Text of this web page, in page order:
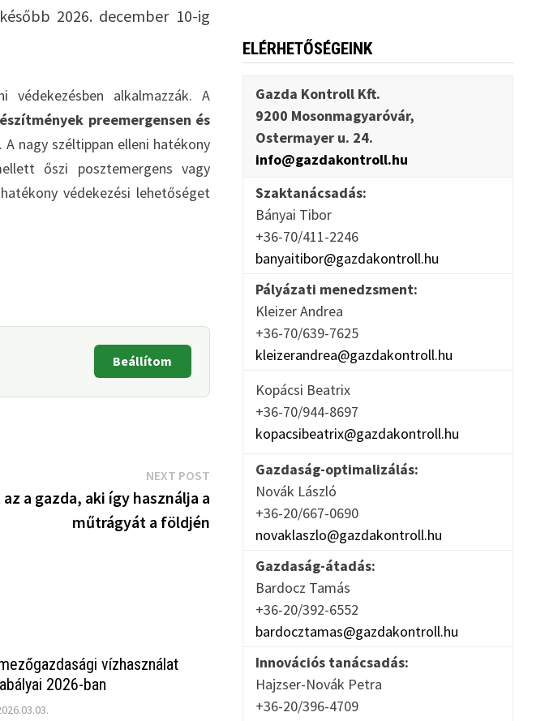
2026. december 10-ig
alkalmazzák. A
preemergensen és
. A nagy széltippan elleni hatékony
őszi posztemergens vagy
védekezési lehetőséget
Beállítom
NEXT POSTNext
post:
a gazda, aki így használja a
műtrágyát a földjén
vízhasználat
2026-ban
ELÉRHETŐSÉGEINK
Gazda Kontroll Kft.
9200 Mosonmagyaróvár,
Ostermayer u. 24.
info@gazdakontroll.hu
Szaktanácsadás:
Bányai Tibor
+36-70/411-2246
banyaitibor@gazdakontroll.hu
Pályázati menedzsment:
Kleizer Andrea
+36-70/639-7625
kleizerandrea@gazdakontroll.hu
Kopácsi Beatrix
+36-70/944-8697
kopacsibeatrix@gazdakontroll.hu
Gazdaság-optimalizálás:
Novák László
+36-20/667-0690
novaklaszlo@gazdakontroll.hu
Gazdaság-átadás:
Bardocz Tamás
+36-20/392-6552
bardocztamas@gazdakontroll.hu
Innovációs tanácsadás:
Hajzser-Novák Petra
+36-20/396-4709